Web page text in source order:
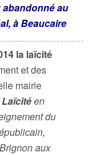
abandonné au
à Beaucaire
la laïcité
et des
mairie
en
du
aux